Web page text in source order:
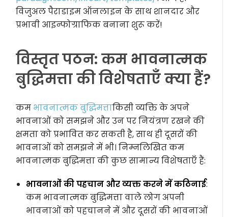
विजुअल पैराडाइम ऑनलाइन के साथ शानदार और
प्रभावी आइन्फोग्राफिक बनाना शुरू करें!
विस्तृत पठन: कम भावनात्मक
बुद्धिमत्ता की विशेषताएँ क्या हैं?
कम भावनात्मक बुद्धिमत्ताकिसी व्यक्ति के अपने
भावनाओं को समझने और उन पर नियंत्रण रखने की
क्षमता को प्रभावित कर सकती है, साथ ही दूसरों की
भावनाओं को समझने में भी। निम्नलिखित कम
भावनात्मक बुद्धिमत्ता की कुछ सामान्य विशेषताएँ हैं:
भावनाओं की पहचान और व्यक्त करने में कठिनाई:
कम भावनात्मक बुद्धिमत्ता वाले लोग अपनी
भावनाओं को पहचानने में और दूसरों की भावनाओं